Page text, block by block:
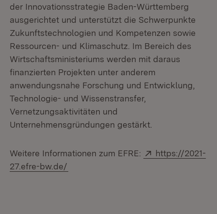
der Innovationsstrategie Baden-Württemberg
ausgerichtet und unterstützt die Schwerpunkte
Zukunftstechnologien und Kompetenzen sowie
Ressourcen- und Klimaschutz. Im Bereich des
Wirtschaftsministeriums werden mit daraus
finanzierten Projekten unter anderem
anwendungsnahe Forschung und Entwicklung,
Technologie- und Wissenstransfer,
Vernetzungsaktivitäten und
Unternehmensgründungen gestärkt.
Weitere Informationen zum EFRE: Extern:
https://2021-
27.efre-bw.de/